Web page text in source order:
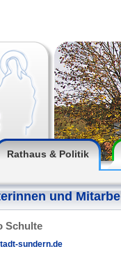
Rathaus & Politik
und
Schulte
sundern.de